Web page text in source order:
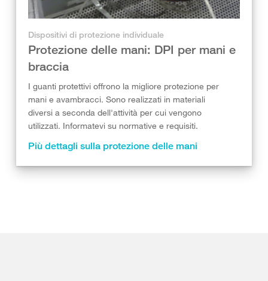
Dispositivi di protezione individuale
Protezione delle mani: DPI per mani e
braccia
I guanti protettivi offrono la migliore protezione per
mani e avambracci. Sono realizzati in materiali
diversi a seconda dell'attività per cui vengono
utilizzati. Informatevi su normative e requisiti.
Più dettagli sulla protezione delle mani